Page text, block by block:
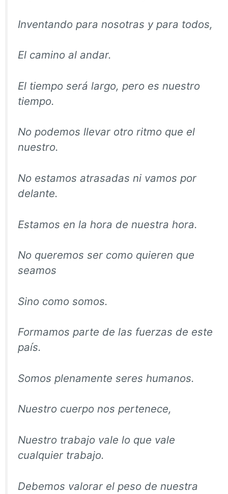
Inventando para nosotras y para todos,
El camino al andar.
El tiempo será largo, pero es nuestro
tiempo.
No podemos llevar otro ritmo que el
nuestro.
No estamos atrasadas ni vamos por
delante.
Estamos en la hora de nuestra hora.
No queremos ser como quieren que
seamos
Sino como somos.
Formamos parte de las fuerzas de este
país.
Somos plenamente seres humanos.
Nuestro cuerpo nos pertenece,
Nuestro trabajo vale lo que vale
cualquier trabajo.
Debemos valorar el peso de nuestra